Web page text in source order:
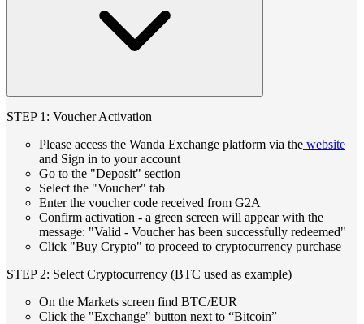
STEP 1: Voucher Activation
Please access the Wanda Exchange platform via the website
and Sign in to your account
Go to the "Deposit" section
Select the "Voucher" tab
Enter the voucher code received from G2A
Confirm activation - a green screen will appear with the
message: "Valid - Voucher has been successfully redeemed"
Click "Buy Crypto" to proceed to cryptocurrency purchase
STEP 2: Select Cryptocurrency (BTC used as example)
On the Markets screen find BTC/EUR
Click the "Exchange" button next to “Bitcoin”